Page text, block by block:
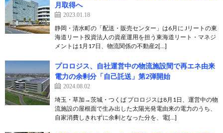
月取得へ
2023.01.18
静岡・清水町の「配送・販売センター」は6月に Jリートの東
海道リート投資法人の資産運用を担う東海道リート・マネジ
メントは1月17日、物流関係の不動産2[…]
プロロジス、自社運営中の物流施設間で再エネ由来
電力の余剰分「自己託送」第2弾開始
2024.08.02
埼玉・草加→茨城・つくば プロロジスは8月1日、運営中の物
流施設の屋根面で生み出した太陽光発電由来の電力のうち、
自家消費しきれずに余剰となった分を、電[…]